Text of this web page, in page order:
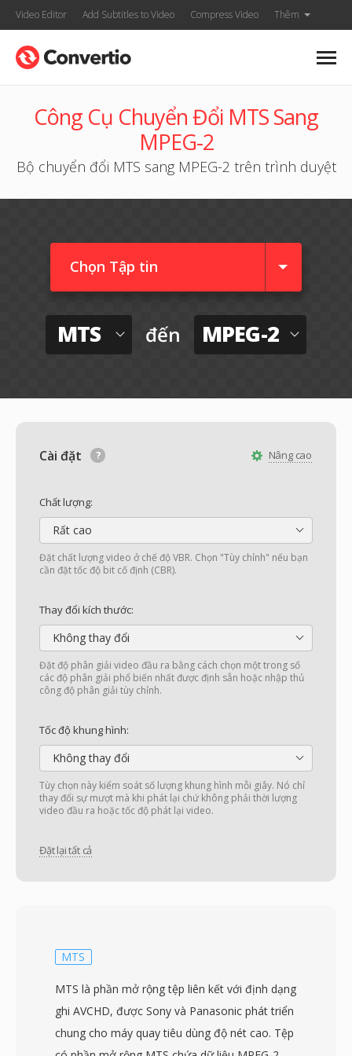
Video Editor Add Subtitles to Video Compress Video Thêm
Công Cụ Chuyển Đổi MTS Sang
MPEG-2
Bộ chuyển đổi MTS sang MPEG-2 trên trình duyệt
Chọn Tập tin
MTS đến MPEG-2
Nâng cao
Cài đặt
Chất lượng:
Rất cao
Đặt chất lượng video ở chế độ VBR. Chọn "Tùy chỉnh" nếu bạn
cần đặt tốc độ bit cố định (CBR).
Thay đổi kích thước:
Không thay đổi
Đặt độ phân giải video đầu ra bằng cách chọn một trong số
các độ phân giải phổ biến nhất được định sẵn hoặc nhập thủ
công độ phân giải tùy chỉnh.
Tốc độ khung hình:
Không thay đổi
Tùy chọn này kiểm soát số lượng khung hình mỗi giây. Nó chỉ
thay đổi sự mượt mà khi phát lại chứ không phải thời lượng
video đầu ra hoặc tốc độ phát lại video.
Đặt lại tất cả
MTS
MTS là phần mở rộng tệp liên kết với định dạng
ghi AVCHD, được Sony và Panasonic phát triển
chung cho máy quay tiêu dùng độ nét cao. Tệp